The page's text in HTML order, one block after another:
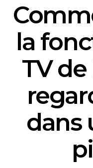
la
TV
dans